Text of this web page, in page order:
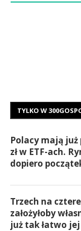
TYLKO W
Polacy mają
zł w ETF-ach.
dopiero
Trzech na
założyłoby
już tak łatwo